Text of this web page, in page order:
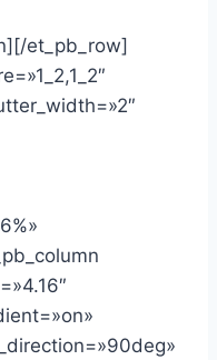
et_pb_row]